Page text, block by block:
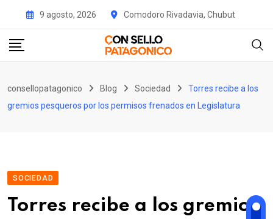
content
9 agosto, 2026 Comodoro Rivadavia, Chubut
consellopatagonico Blog Sociedad
Torres recibe a los
gremios pesqueros por los permisos frenados en Legislatura
SOCIEDAD
Torres recibe a los gremios